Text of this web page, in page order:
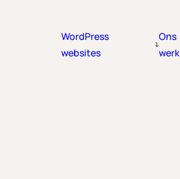
WordPress
websites
Ons
werk